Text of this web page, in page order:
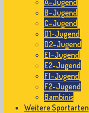
A-Jugend
B-Jugend
C-Jugend
D1-Jugend
D2-Jugend
E1-Jugend
E2-Jugend
F1-Jugend
F2-Jugend
Bambinis
Weitere Sportarten